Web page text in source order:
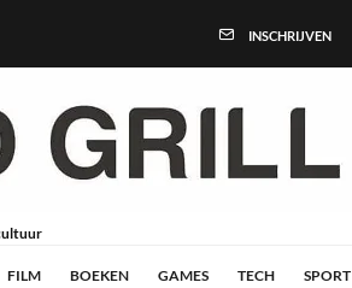
INSCHRIJVEN
FILM BOEKEN GAMES TECH SPORT